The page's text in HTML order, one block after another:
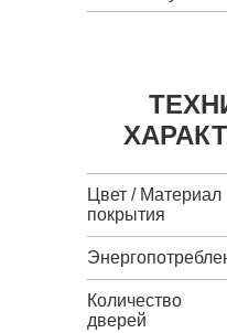
Цвет / Материал
покрытия
Количество
дверей